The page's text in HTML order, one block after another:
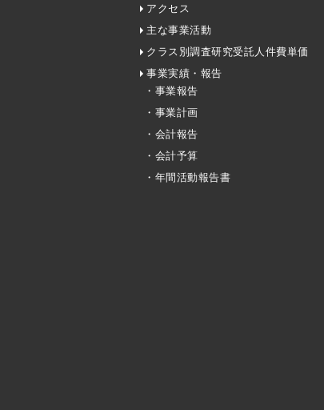
アクセス
主な事業活動
クラス別調査研究受託人件費単価
事業実績・報告
・事業報告
・事業計画
・会計報告
・会計予算
・年間活動報告書